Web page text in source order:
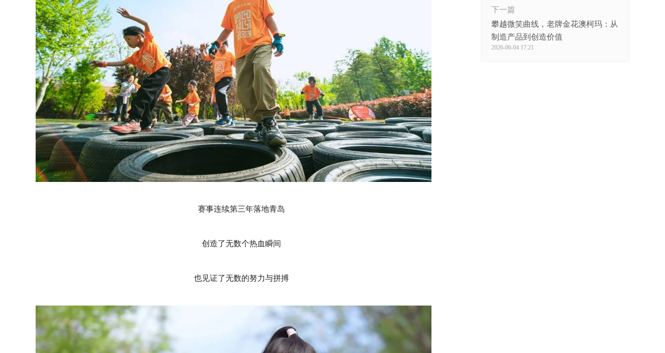
赛事连续第三年落地青岛
创造了无数个热血瞬间
也见证了无数的努力与拼搏
下一篇
攀越微笑曲线，老牌金花澳柯玛：从
制造产品到创造价值
2026-06-04 17:21